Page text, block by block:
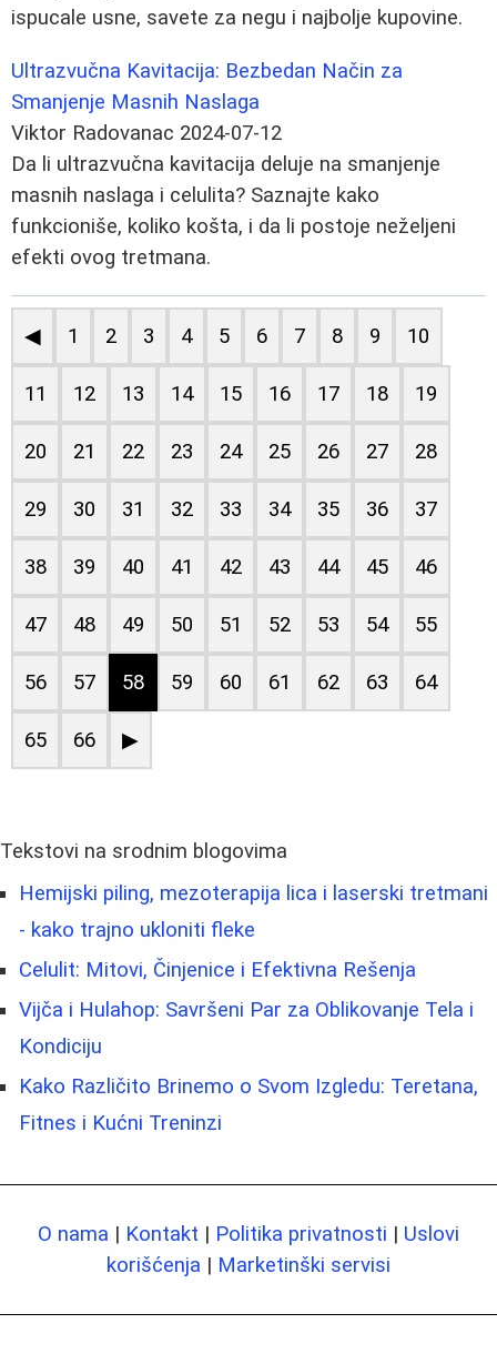
ispucale usne, savete za negu i najbolje kupovine.
Ultrazvučna Kavitacija: Bezbedan Način za
Smanjenje Masnih Naslaga
Viktor Radovanac 2024-07-12
Da li ultrazvučna kavitacija deluje na smanjenje
masnih naslaga i celulita? Saznajte kako
funkcioniše, koliko košta, i da li postoje neželjeni
efekti ovog tretmana.
◀ 1 2 3 4 5 6 7 8 9 10
11 12 13 14 15 16 17 18 19
20 21 22 23 24 25 26 27 28
29 30 31 32 33 34 35 36 37
38 39 40 41 42 43 44 45 46
47 48 49 50 51 52 53 54 55
56 57 58 59 60 61 62 63 64
65 66 ▶
Tekstovi na srodnim blogovima
Hemijski piling, mezoterapija lica i laserski tretmani
- kako trajno ukloniti fleke
Celulit: Mitovi, Činjenice i Efektivna Rešenja
Vijča i Hulahop: Savršeni Par za Oblikovanje Tela i
Kondiciju
Kako Različito Brinemo o Svom Izgledu: Teretana,
Fitnes i Kućni Treninzi
O nama | Kontakt | Politika privatnosti | Uslovi
korišćenja | Marketinški servisi